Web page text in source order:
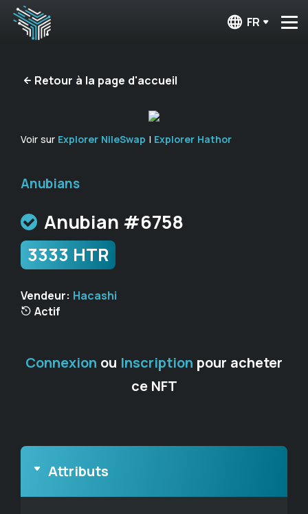
FR
Retour à la page d'accueil
Voir sur Explorer NileSwap | Explorer Hathor
Anubians
Anubian #6758
3333 HTR
Vendeur: Hacashi
Actif
Connexion ou Inscription pour acheter
ce NFT
Attributs